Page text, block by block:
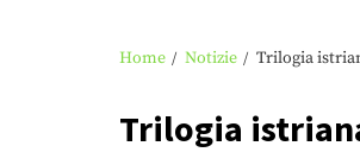
Home Notizie Trilogia
Trilogia